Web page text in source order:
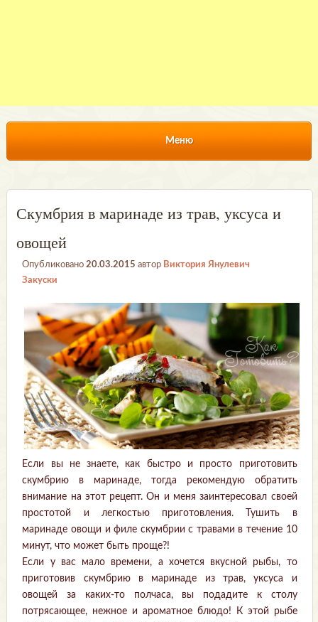
Меню
Скумбрия в маринаде из трав, уксуса и
овощей
Опубликовано20.03.2015 автор Виктория Янулевич
Закуски
Если вы не знаете, как быстро и просто приготовить
скумбрию в маринаде, тогда рекомендую обратить
внимание на этот рецепт. Он и меня заинтересовал своей
простотой и легкостью приготовления. Тушить в
маринаде овощи и филе скумбрии с травами в течение 10
минут, что может быть проще?!
Если у вас мало времени, а хочется вкусной рыбы, то
приготовив скумбрию в маринаде из трав, уксуса и
овощей за каких-то полчаса, вы подадите к столу
потрясающее, нежное и ароматное блюдо! К этой рыбе